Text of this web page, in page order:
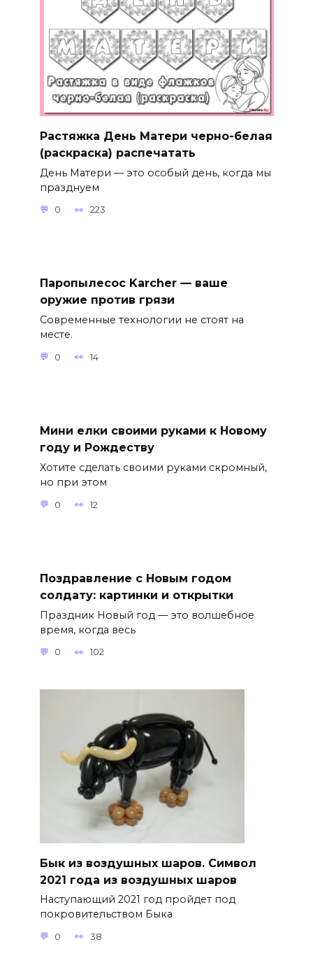
Растяжка День Матери черно-белая
(раскраска) распечатать
День Матери — это особый день, когда мы
празднуем
0 223
Паропылесос Karcher — ваше
оружие против грязи
Современные технологии не стоят на
месте.
0 14
Мини елки своими руками к Новому
году и Рождеству
Хотите сделать своими руками скромный,
но при этом
0 12
Поздравление с Новым годом
солдату: картинки и открытки
Праздник Новый год — это волшебное
время, когда весь
0 102
Бык из воздушных шаров. Символ
2021 года из воздушных шаров
Наступающий 2021 год пройдет под
покровительством Быка
0 38